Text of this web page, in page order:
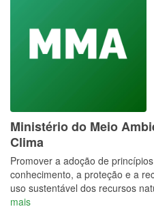
Ministério do Meio
Clima
Promover a adoção de
conhecimento, a proteção e a
uso sustentável dos recursos
mais